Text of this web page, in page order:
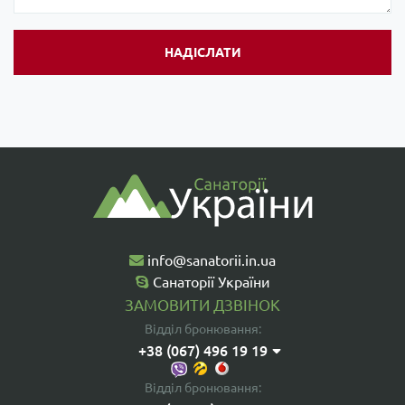
info@sanatorii.in.ua
Санаторії України
ЗАМОВИТИ ДЗВІНОК
Відділ бронювання:
+38 (067) 496 19 19
Відділ бронювання: